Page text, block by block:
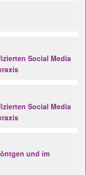
Social Media
Social Media
und im